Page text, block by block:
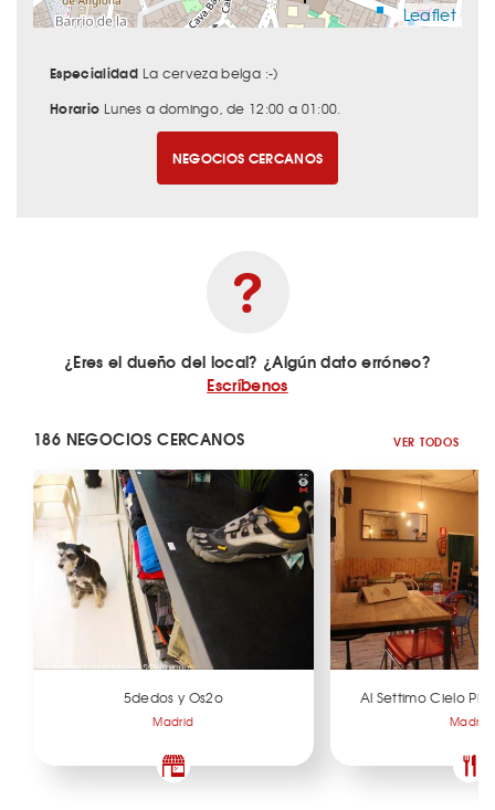
Leaflet
Especialidad La cerveza belga :-)
Horario Lunes a domingo, de 12:00 a 01:00.
NEGOCIOS CERCANOS
¿Eres el dueño del local? ¿Algún dato erróneo?
Escríbenos
186 NEGOCIOS CERCANOS VER TODOS
5dedos y Os2o
Madrid
Al Settimo Cielo
Madrid